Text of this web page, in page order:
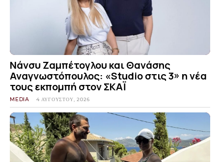
Νάνσυ Ζαμπέτογλου και Θανάσης
Αναγνωστόπουλος: «Studio στις 3» η νέα
τους εκπομπή στον ΣΚΑΪ
MEDIA 4 ΑΥΓΟΎΣΤΟΥ, 2026